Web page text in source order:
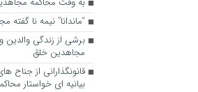
“ماندانا” نیمه نا گفته
برشی از زندگی والدین
مجاهدین خلق
قانونگذارانی از جناح
بیانیه ای خواستار